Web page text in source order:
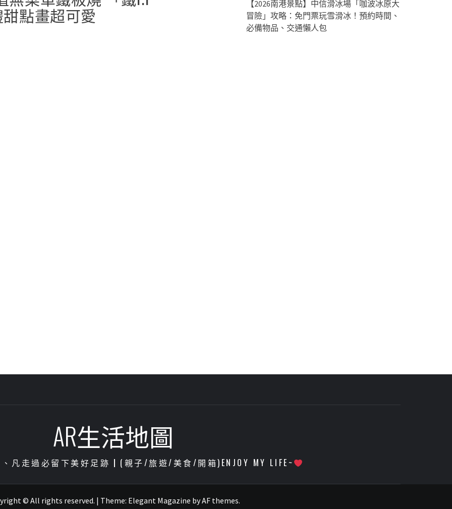
甜點畫超可愛
【2026南港景點】中信滑冰場「咖波冰原大
冒險」攻略：免門票玩雪滑冰！預約時間、
必備物品、交通懶人包
AR生活地圖
凡走過必留下美好足跡┃(親子/旅遊/美食/開箱)ENJOY MY LIFE~
© All rights reserved. | Theme: Elegant Magazine byAF themes.